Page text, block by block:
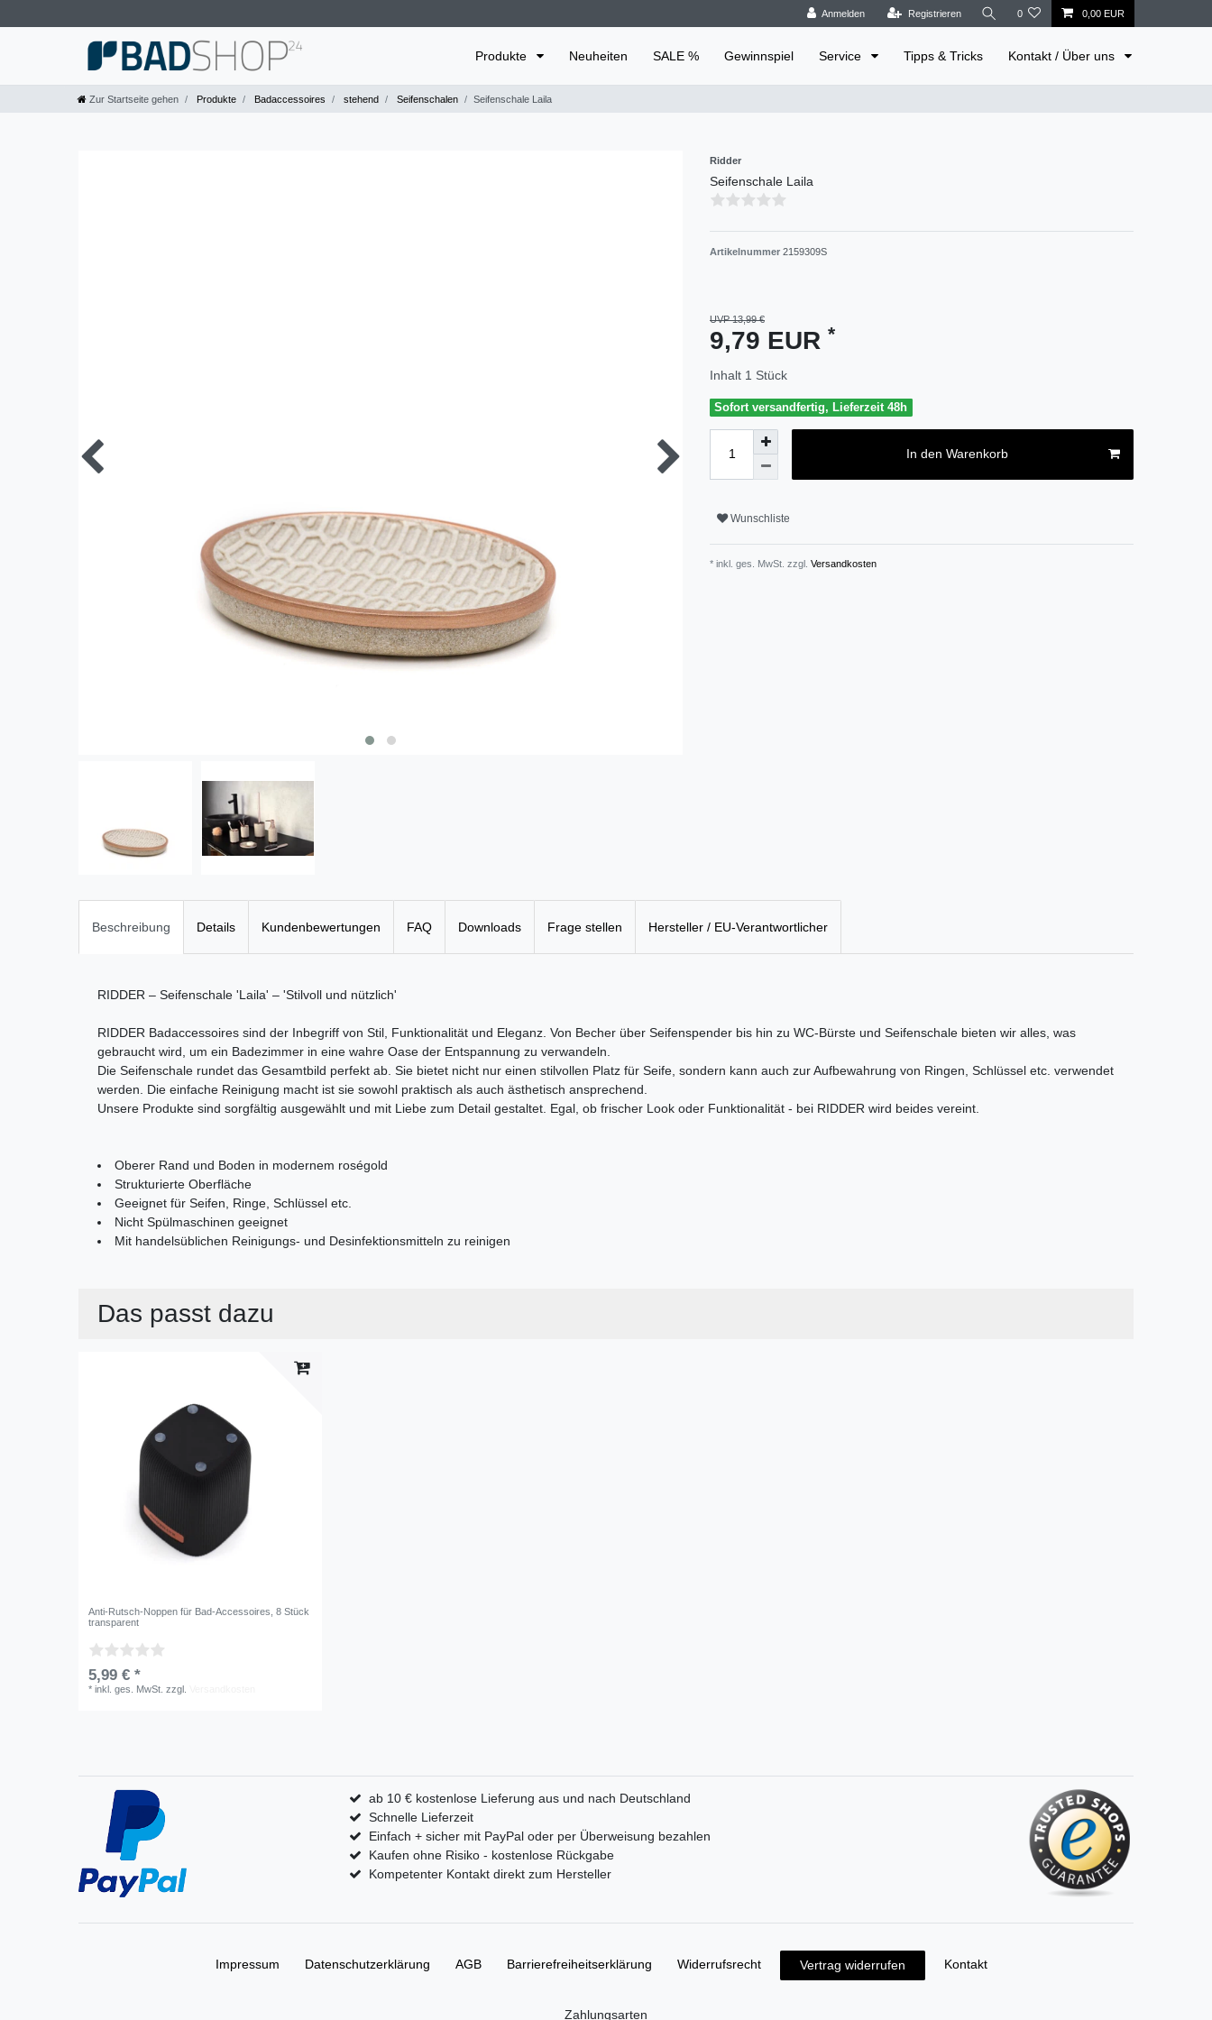
Anmelden Registrieren 0 0,00 EUR
Produkte Neuheiten SALE % Gewinnspiel Service Tipps & Tricks Kontakt / Über uns
Zur Startseite gehen Produkte Badaccessoires stehend Seifenschalen Seifenschale Laila
Ridder
Seifenschale Laila
Artikelnummer 2159309S
UVP 13,99 €
9,79 EUR *
Inhalt 1 Stück
Sofort versandfertig, Lieferzeit 48h
In den Warenkorb
Wunschliste
* inkl. ges. MwSt. zzgl. Versandkosten
Beschreibung Details Kundenbewertungen FAQ Downloads Frage stellen Hersteller / EU-Verantwortlicher
RIDDER – Seifenschale 'Laila' – 'Stilvoll und nützlich'
RIDDER Badaccessoires sind der Inbegriff von Stil, Funktionalität und Eleganz. Von Becher über Seifenspender bis hin zu WC-Bürste und Seifenschale bieten wir alles, was
gebraucht wird, um ein Badezimmer in eine wahre Oase der Entspannung zu verwandeln.
Die Seifenschale rundet das Gesamtbild perfekt ab. Sie bietet nicht nur einen stilvollen Platz für Seife, sondern kann auch zur Aufbewahrung von Ringen, Schlüssel etc. verwendet
werden. Die einfache Reinigung macht ist sie sowohl praktisch als auch ästhetisch ansprechend.
Unsere Produkte sind sorgfältig ausgewählt und mit Liebe zum Detail gestaltet. Egal, ob frischer Look oder Funktionalität - bei RIDDER wird beides vereint.
Oberer Rand und Boden in modernem roségold
Strukturierte Oberfläche
Geeignet für Seifen, Ringe, Schlüssel etc.
Nicht Spülmaschinen geeignet
Mit handelsüblichen Reinigungs- und Desinfektionsmitteln zu reinigen
Das passt dazu
Anti-Rutsch-Noppen für Bad-Accessoires, 8 Stück
transparent
5,99 € *
*inkl. ges. MwSt. zzgl.
ab 10 € kostenlose Lieferung aus und nach Deutschland
Schnelle Lieferzeit
Einfach + sicher mit PayPal oder per Überweisung bezahlen
Kaufen ohne Risiko - kostenlose Rückgabe
Kompetenter Kontakt direkt zum Hersteller
Impressum Daten­schutz­erklärung AGB Barrierefreiheitserklärung Widerrufs­recht Vertrag widerrufen Kontakt
Zahlungsarten